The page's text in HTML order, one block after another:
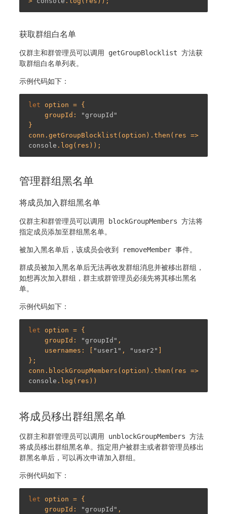
获取群组白名单
仅群主和群管理员可以调用 getGroupBlocklist 方法获
取群组白名单列表。
示例代码如下：
let option = {
    groupId:
"groupId"
}
console
管理群组黑名单
将成员加入群组黑名单
仅群主和群管理员可以调用 blockGroupMembers 方法将
指定成员添加至群组黑名单。
被加入黑名单后，该成员会收到 removeMember 事件。
群成员被加入黑名单后无法再收发群组消息并被移出群组，
如想再次加入群组，群主或群管理员必须先将其移出黑名
单。
示例代码如下：
let option = {
    groupId:
"groupId" ,
    usernames: [
"user1" , "user2"
};
console
将成员移出群组黑名单
仅群主和群管理员可以调用 unblockGroupMembers 方法
将成员移出群组黑名单。指定用户被群主或者群管理员移出
群黑名单后，可以再次申请加入群组。
示例代码如下：
let option = {
    groupId:
"groupId" ,